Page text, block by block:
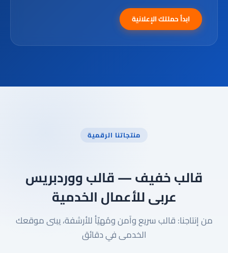
ابدأ حملتك الإعلانية
منتجاتنا الرقمية
قالب خفيف — قالب ووردبريس
عربى للأعمال الخدمية
من إنتاجنا: قالب سريع وآمن ومُهيّأ للأرشفة، يبنى موقعك
الخدمى في دقائق